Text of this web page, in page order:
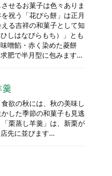
せるお菓子は色々ありま
祝う「花びら餅」は正月
る吉祥の和菓子として知
しはなびらもち）」とも
噌餡・赤く染めた菱餅
肥で半月型に包みます…
欲の秋には、秋の美味し
した季節の和菓子も見逃
栗蒸し羊羹」は、新栗が
先に並びます…